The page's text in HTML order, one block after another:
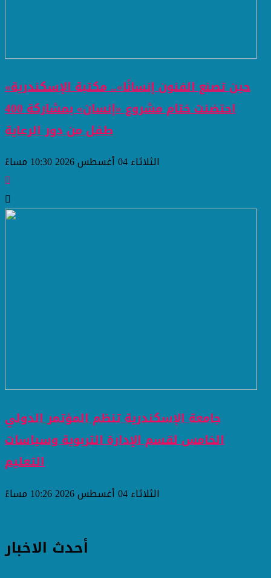
«حين تصنع الفنون إنسانًا».. مكتبة الإسكندرية
احتضنت ختام مشروع «إنسان» بمشاركة 400
طفل من دور الرعاية
الثلاثاء 04 أغسطس 2026 10:30 مساءً
جامعة الإسكندرية تنظم المؤتمر الدولي
الخامس لقسم الإدارة التربوية وسياسات
التعليم
الثلاثاء 04 أغسطس 2026 10:26 مساءً
أحدث الاخبار